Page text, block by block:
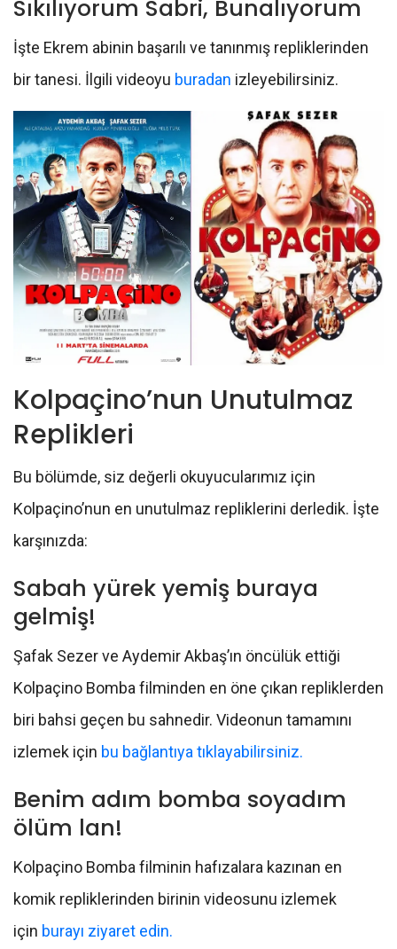
Sıkılıyorum Sabri, Bunalıyorum
İşte Ekrem abinin başarılı ve tanınmış repliklerinden
bir tanesi. İlgili videoyu buradan izleyebilirsiniz.
Kolpaçino’nun Unutulmaz
Replikleri
Bu bölümde, siz değerli okuyucularımız için
Kolpaçino’nun en unutulmaz repliklerini derledik. İşte
karşınızda:
Sabah yürek yemiş buraya
gelmiş!
Şafak Sezer ve Aydemir Akbaş’ın öncülük ettiği
Kolpaçino Bomba filminden en öne çıkan repliklerden
biri bahsi geçen bu sahnedir. Videonun tamamını
izlemek için bu bağlantıya tıklayabilirsiniz.
Benim adım bomba soyadım
ölüm lan!
Kolpaçino Bomba filminin hafızalara kazınan en
komik repliklerinden birinin videosunu izlemek
için burayı ziyaret edin.